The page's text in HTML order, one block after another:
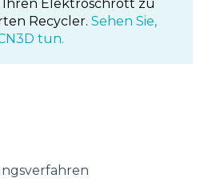
Ihren Elektroschrott zu
Recycler. Sehen Sie,
tun.